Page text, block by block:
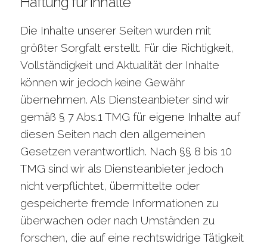
Die Inhalte unserer Seiten wurden mit
größter Sorgfalt erstellt. Für die Richtigkeit,
Vollständigkeit und Aktualität der Inhalte
können wir jedoch keine Gewähr
übernehmen. Als Diensteanbieter sind wir
gemäß § 7 Abs.1 TMG für eigene Inhalte auf
diesen Seiten nach den allgemeinen
Gesetzen verantwortlich. Nach §§ 8 bis 10
TMG sind wir als Diensteanbieter jedoch
nicht verpflichtet, übermittelte oder
gespeicherte fremde Informationen zu
überwachen oder nach Umständen zu
forschen, die auf eine rechtswidrige Tätigkeit